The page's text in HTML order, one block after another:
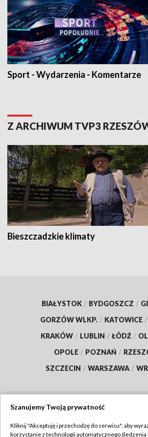
Sport - Wydarzenia - Komentarze
Z ARCHIWUM TVP3
Bieszczadzkie klimaty
BIAŁYSTOK / BYDGOSZCZ /
GORZÓW WLKP. / KATOWICE /
KRAKÓW / LUBLIN / ŁÓDŹ /
OPOLE / POZNAŃ /
SZCZECIN / WARSZAWA /
Szanujemy Twoją prywatność
Kliknij "Akceptuję i przechodzę do serwisu", aby
korzystanie z technologii automatycznego śledzenia